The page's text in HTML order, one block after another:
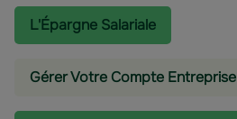
L'épargne Salariale
Gérer Votre Compte Entreprise